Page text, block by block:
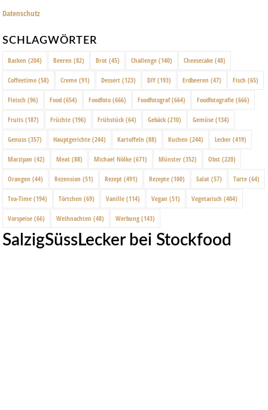
Datenschutz
SCHLAGWÖRTER
Backen (204) Beeren (82) Brot (45) Challenge (140) Cheesecake (48)
Coffeetime (58) Creme (91) Dessert (123) DIY (193) Erdbeeren (47) Fisch (65)
Fleisch (96) Food (654) Foodfoto (666) Foodfotograf(664) Foodfotografie (666)
Fruits (187) Früchte (196) Frühstück (64) Gebäck (210) Gemüse (134)
Genuss (357) Hauptgerichte (244) Kartoffeln (88) Kuchen (244) Lecker (419)
Marzipan (42) Meat (88) Michael Nölke (671) Münster (352) Obst (220)
Orangen (44) Rezension (51) Rezept (491) Rezepte (100) Salat (57) Tarte (64)
Tea-Time (194) Törtchen (69) Vanille (114) Vegan (51) Vegetarisch (404)
Vorspeise (66) Weihnachten (48) Werbung (143)
SalzigSüssLecker bei Stockfood